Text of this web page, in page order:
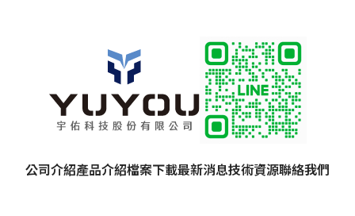
公司介紹產品介紹檔案下載最新消息技術資源聯絡我們